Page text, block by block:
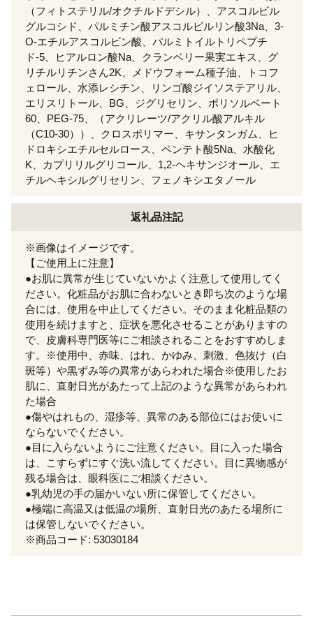
（フィトステリル/オクチルドデシル）、アスコルビル
グルコシド、パルミチン酸アスコルビルリン酸3Na、3-
O-エチルアスコルビン酸、パルミトイルトリペプチ
ド-5、ヒアルロン酸Na、クランベリー果実エキス、グ
リチルリチンさん2K、メドウフォーム種子油、トコフ
ェロール、水添レシチン、リンゴ酸ジイソステアリル、
エリスリトール、BG、ジグリセリン、ポリソルベート
60、PEG-75、（アクリレーツ/アクリル酸アルキル
（C10-30））、クロスポリマー、キサンタンガム、ヒ
ドロキシエチルセルロース、ペンテト酸5Na、水酸化
K、カプリリルグリコール、1,2-ヘキサンジオール、エ
チルヘキシルグリセリン、フェノキシエタノール
返礼品注記
※画像はイメージです。
【ご使用上に注意】
●お肌に異常が生じていないかよく注意して使用してく
ださい。化粧品がお肌に合わないとき即ち次のような場
合には、使用を中止してください。そのまま化粧品類の
使用を続けますと、症状を悪化させることがありますの
で、皮膚科専門医等にご相談されることをおすすめしま
す。※使用中、赤味、はれ、かゆみ、刺激、色抜け（白
斑等）や黒ずみ等の異常があらわれた場合※使用したお
肌に、直射日光があたって上記のような異常があらわれ
た場合
●傷やはれもの、湿疹等、異常のある部位にはお使いに
ならないでください。
●目に入らないようにご注意ください。目に入った場合
は、こすらずにすぐ洗い流してください。目に異物感が
残る場合は、眼科医にご相談ください。
●乳幼児の手の届かいない所に保管してください。
●極端に高温又は低温の場所、直射日光のあたる場所に
は保管しないでください。
※商品コード: 53030184